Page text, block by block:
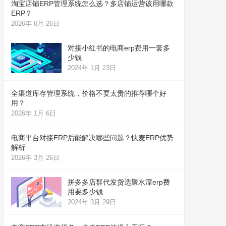
淘宝店铺ERP管理系统怎么选？多店铺运营该用哪款
ERP？
2026年 6月 26日
对接小红书的电商erp费用一套多
少钱
2024年 1月 23日
全渠道库存管理系统，价格不要太贵的推荐哪个好
用？
2026年 1月 6日
电商平台对接ERP后能解决哪些问题？快麦ERP优势
解析
2026年 3月 26日
拼多多店群代发货选聚水潭erp费
用要多少钱
2024年 3月 29日